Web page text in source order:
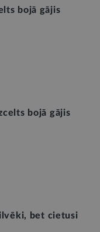
bojā gājis
bojā gājis
bet cietusi